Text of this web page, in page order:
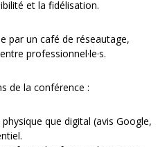
et la fidélisation.
par un café de réseautage,
professionnel·le·s.
de la conférence :
que digital (avis Google,